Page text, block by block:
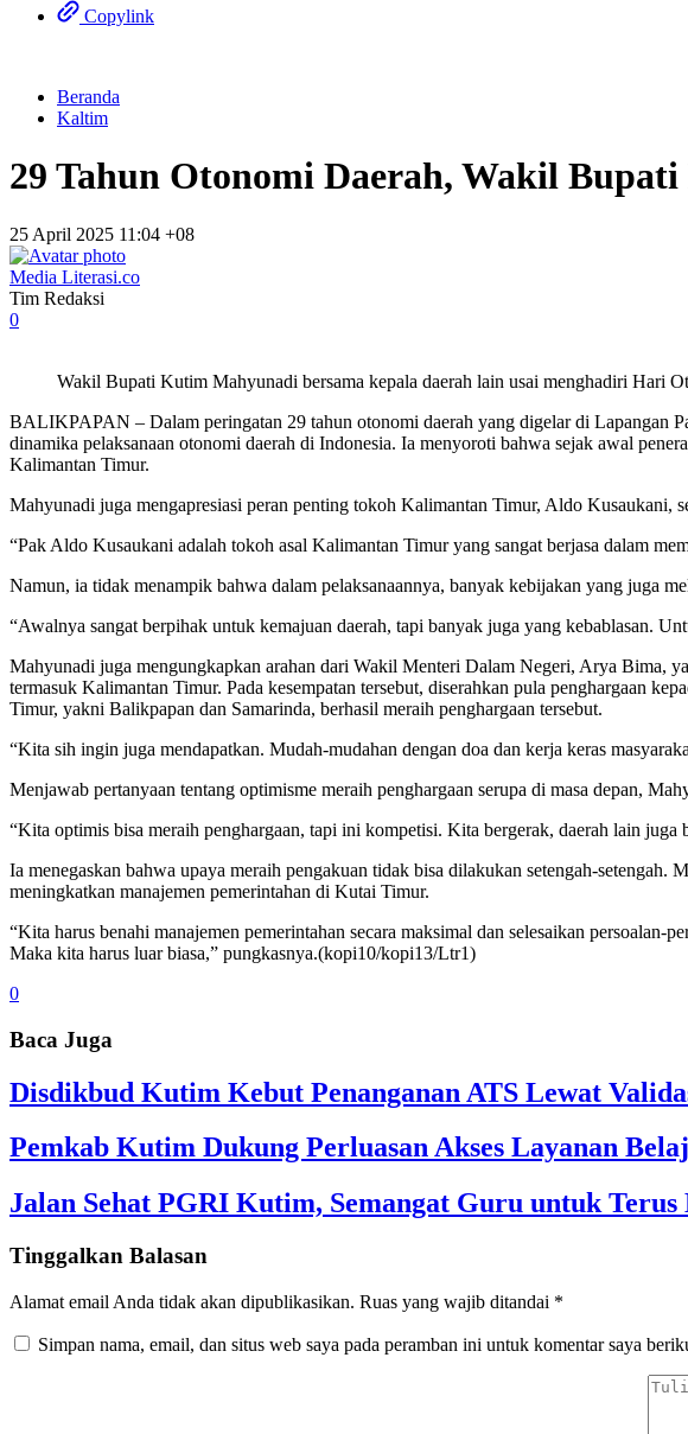
Copylink
Beranda
Kaltim
29 Tahun Otonomi Daerah, Wakil
25 April 2025 11:04 +08
Media Literasi.co
Tim Redaksi
0
Wakil Bupati Kutim Mahyunadi bersama kepala daerah lain usai menghadiri Hari
BALIKPAPAN – Dalam peringatan 29 tahun otonomi daerah yang digelar di Lapangan
dinamika pelaksanaan otonomi daerah di Indonesia. Ia menyoroti bahwa sejak awal
Kalimantan Timur.
Mahyunadi juga mengapresiasi peran penting tokoh Kalimantan Timur, Aldo Kusaukani,
“Pak Aldo Kusaukani adalah tokoh asal Kalimantan Timur yang sangat berjasa dalam
Namun, ia tidak menampik bahwa dalam pelaksanaannya, banyak kebijakan yang juga
“Awalnya sangat berpihak untuk kemajuan daerah, tapi banyak juga yang kebablasan.
Mahyunadi juga mengungkapkan arahan dari Wakil Menteri Dalam Negeri, Arya Bima,
termasuk Kalimantan Timur. Pada kesempatan tersebut, diserahkan pula penghargaan
Timur, yakni Balikpapan dan Samarinda, berhasil meraih penghargaan tersebut.
“Kita sih ingin juga mendapatkan. Mudah-mudahan dengan doa dan kerja keras
Menjawab pertanyaan tentang optimisme meraih penghargaan serupa di masa depan,
“Kita optimis bisa meraih penghargaan, tapi ini kompetisi. Kita bergerak, daerah lain
Ia menegaskan bahwa upaya meraih pengakuan tidak bisa dilakukan setengah-setengah.
meningkatkan manajemen pemerintahan di Kutai Timur.
“Kita harus benahi manajemen pemerintahan secara maksimal dan selesaikan
Maka kita harus luar biasa,” pungkasnya.(kopi10/kopi13/Ltr1)
0
Baca Juga
Disdikbud Kutim Kebut Penanganan ATS Lewat
Pemkab Kutim Dukung Perluasan Akses Layanan
Jalan Sehat PGRI Kutim, Semangat Guru untuk
Tinggalkan Balasan
Alamat email Anda tidak akan dipublikasikan. Ruas yang wajib ditandai *
Simpan nama, email, dan situs web saya pada peramban ini untuk komentar saya